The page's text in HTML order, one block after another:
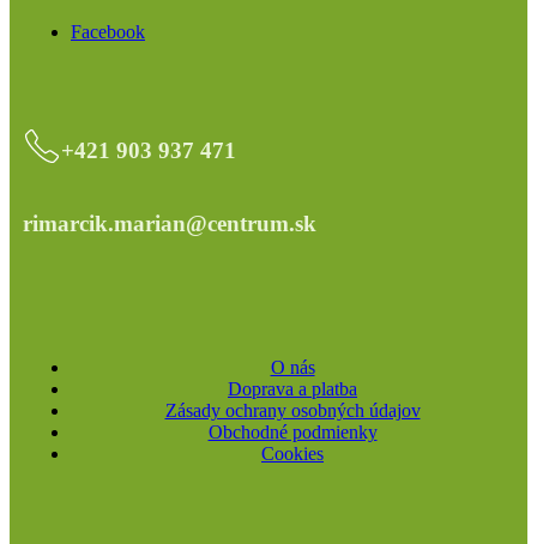
Facebook
+421 903 937 471
rimarcik.marian@centrum.sk
O nás
Doprava a platba
Zásady ochrany osobných údajov
Obchodné podmienky
Cookies